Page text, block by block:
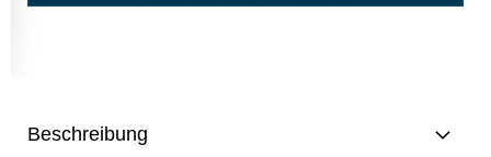
Beschreibung